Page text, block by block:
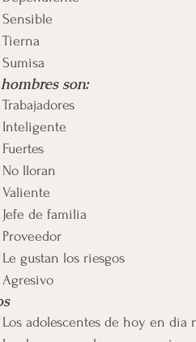
Sensible
Tierna
Sumisa
son:
Trabajadores
Inteligente
Fuertes
No lloran
Valiente
Jefe de familia
Proveedor
Le gustan los riesgos
Agresivo
Los adolescentes de hoy en día